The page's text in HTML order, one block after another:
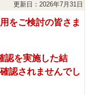
更新日：2026年7月31日
をご検討の皆さま
認を実施した結
認されませんでし